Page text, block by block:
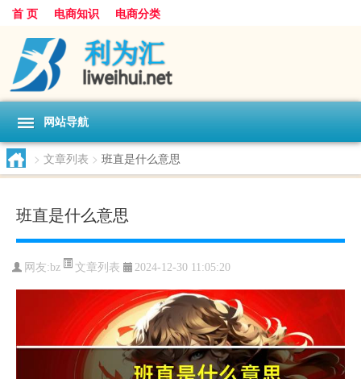
首 页 电商知识 电商分类
网站导航
> 文章列表 > 班直是什么意思
班直是什么意思
网友:bz 文章列表 2024-12-30 11:05:20